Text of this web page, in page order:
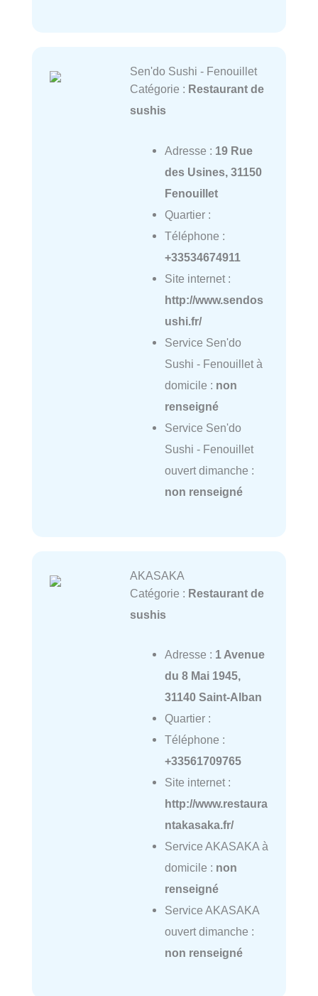
Sen'do Sushi - Fenouillet
Catégorie : Restaurant de
sushis
Adresse : 19 Rue
des Usines, 31150
Fenouillet
Quartier :
Téléphone :
+33534674911
Site internet :
http://www.sendos
ushi.fr/
Service Sen'do
Sushi - Fenouillet à
domicile : non
renseigné
Service Sen'do
Sushi - Fenouillet
ouvert dimanche :
non renseigné
AKASAKA
Catégorie : Restaurant de
sushis
Adresse : 1 Avenue
du 8 Mai 1945,
31140 Saint-Alban
Quartier :
Téléphone :
+33561709765
Site internet :
http://www.restaura
ntakasaka.fr/
Service AKASAKA à
domicile : non
renseigné
Service AKASAKA
ouvert dimanche :
non renseigné